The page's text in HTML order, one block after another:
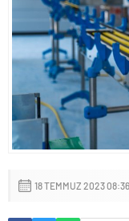
18 TEMMUZ 2023 08:36